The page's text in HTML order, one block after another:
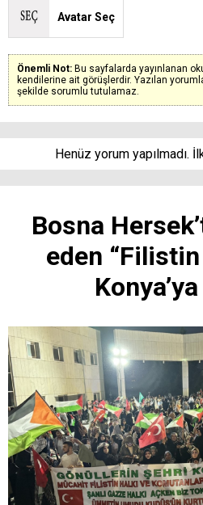
Avatar Seç
Önemli Not: Bu sayfalarda yayınlanan
kendilerine ait görüşlerdir. Yazılan
şekilde sorumlu tutulamaz.
Henüz yorum yapılmadı.
Bosna
eden